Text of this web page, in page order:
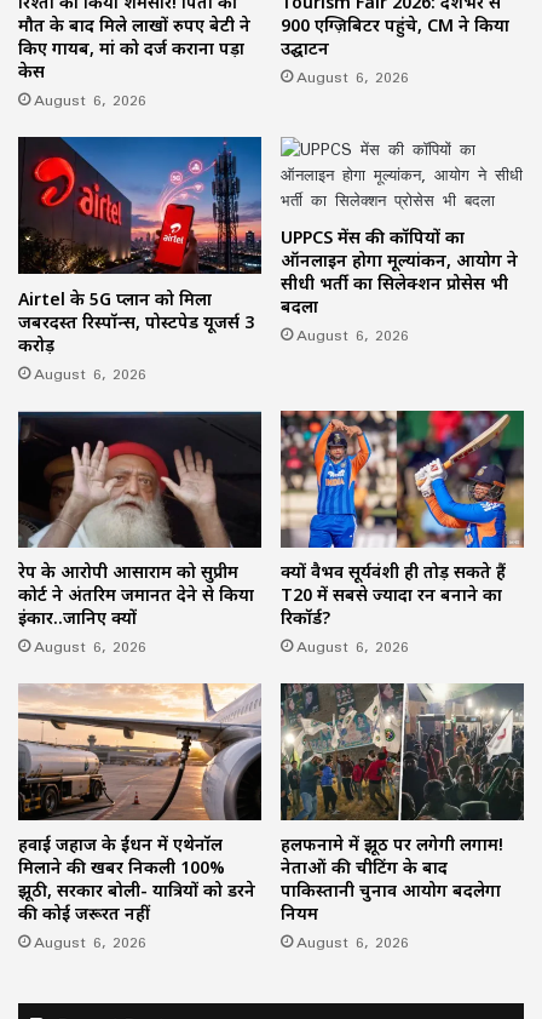
मौत के बाद मिले लाखों रुपए बेटी ने
किए गायब, मां को दर्ज कराना पड़ा
केस
August 6, 2026
900 एग्ज़िबिटर पहुंचे, CM ने किया
उद्घाटन
August 6, 2026
Airtel के 5G प्लान को मिला
जबरदस्त रिस्पॉन्स, पोस्टपेड यूजर्स 3
करोड़
August 6, 2026
UPPCS मेंस की कॉपियों का
ऑनलाइन होगा मूल्यांकन, आयोग ने
सीधी भर्ती का सिलेक्शन प्रोसेस भी
बदला
August 6, 2026
रेप के आरोपी आसाराम को सुप्रीम
कोर्ट ने अंतरिम जमानत देने से किया
इंकार..जानिए क्यों
August 6, 2026
क्यों वैभव सूर्यवंशी ही तोड़ सकते हैं
T20 में सबसे ज्यादा रन बनाने का
रिकॉर्ड?
August 6, 2026
हवाई जहाज के ईंधन में एथेनॉल
मिलाने की खबर निकली 100%
झूठी, सरकार बोली- यात्रियों को डरने
की कोई जरूरत नहीं
August 6, 2026
हलफनामे में झूठ पर लगेगी लगाम!
नेताओं की चीटिंग के बाद
पाकिस्तानी चुनाव आयोग बदलेगा
नियम
August 6, 2026